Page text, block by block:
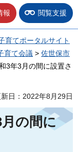
報 閲覧支援
育てポータルサイト
育て会議 > 佐世保市
3年3月の間に設置さ
日：2022年8月29日
の間に